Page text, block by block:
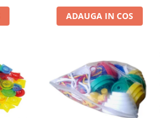
ADAUGA IN COS